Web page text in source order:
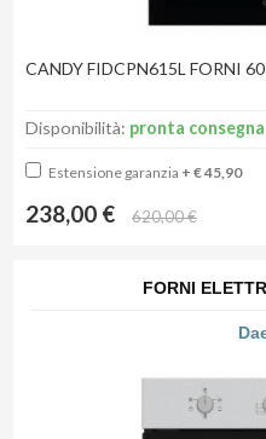
CANDY FIDCPN615L FORNI 60
Disponibilità: pronta consegna
Estensione garanzia + € 45,90
238,00 € 620,00 €
FORNI